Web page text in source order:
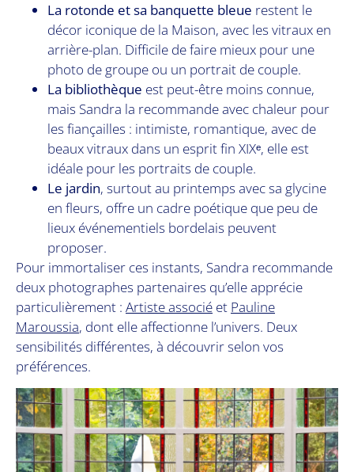
La rotonde et sa banquette bleue restent le
décor iconique de la Maison, avec les vitraux en
arrière-plan. Difficile de faire mieux pour une
photo de groupe ou un portrait de couple.
La bibliothèque est peut-être moins connue,
mais Sandra la recommande avec chaleur pour
les fiançailles : intimiste, romantique, avec de
beaux vitraux dans un esprit fin XIXᵉ, elle est
idéale pour les portraits de couple.
Le jardin, surtout au printemps avec sa glycine
en fleurs, offre un cadre poétique que peu de
lieux événementiels bordelais peuvent
proposer.
Pour immortaliser ces instants, Sandra recommande
deux photographes partenaires qu’elle apprécie
particulièrement : Artiste associé et Pauline
Maroussia, dont elle affectionne l’univers. Deux
sensibilités différentes, à découvrir selon vos
préférences.